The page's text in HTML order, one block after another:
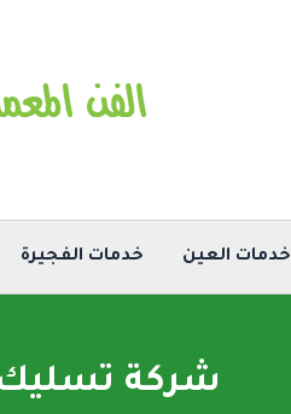
خدمات العين خدمات الفجيرة
شركة